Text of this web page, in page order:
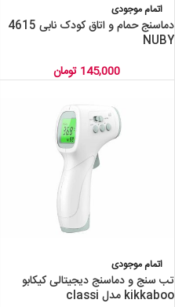
اتمام موجودی
دماسنج حمام و اتاق کودک نابی 4615
NUBY
145,000 تومان
اتمام موجودی
تب سنج و دماسنج دیجیتالی کیکابو
kikkaboo مدل classi